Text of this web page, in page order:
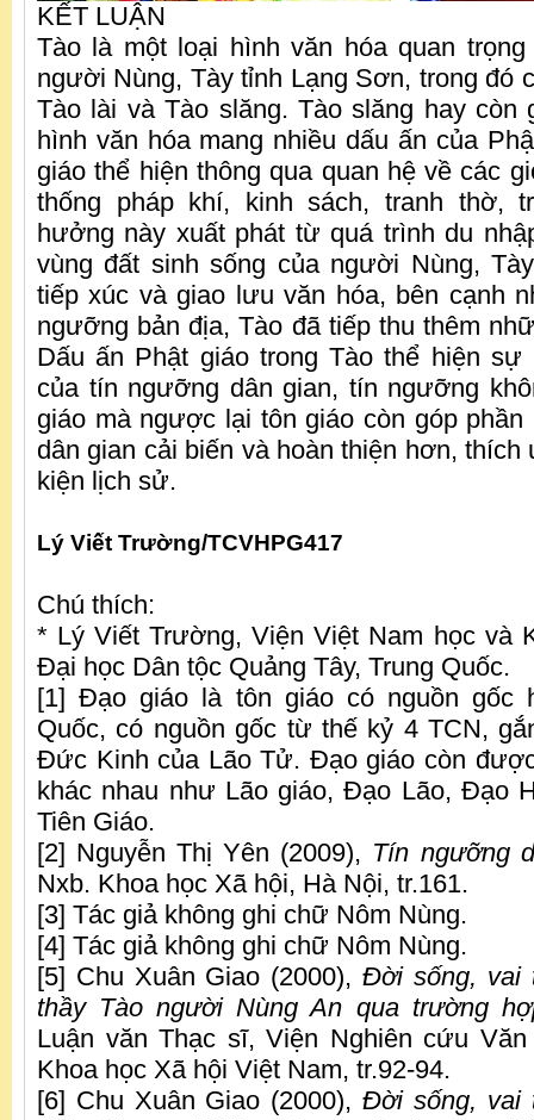
KẾT LUẬN
Tào là một loại hình văn hóa quan
người Nùng, Tày tỉnh Lạng Sơn, trong đó
Tào lài và Tào slăng. Tào slăng hay còn
hình văn hóa mang nhiều dấu ấn của
giáo thể hiện thông qua quan hệ về các
thống pháp khí, kinh sách, tranh thờ,
hưởng này xuất phát từ quá trình du
vùng đất sinh sống của người Nùng,
tiếp xúc và giao lưu văn hóa, bên cạnh
ngưỡng bản địa, Tào đã tiếp thu thêm
Dấu ấn Phật giáo trong Tào thể hiện sự
của tín ngưỡng dân gian, tín ngưỡng
giáo mà ngược lại tôn giáo còn góp
dân gian cải biến và hoàn thiện hơn,
kiện lịch sử.
Lý Viết Trường/TCVHPG417
Chú thích:
* Lý Viết Trường, Viện Việt Nam học và
Đại học Dân tộc Quảng Tây, Trung Quốc.
[1] Đạo giáo là tôn giáo có nguồn gốc
Quốc, có nguồn gốc từ thế kỷ 4 TCN,
Đức Kinh của Lão Tử. Đạo giáo còn
khác nhau như Lão giáo, Đạo Lão, Đạo
Tiên Giáo.
[2] Nguyễn Thị Yên (2009), Tín ngưỡng
Nxb. Khoa học Xã hội, Hà Nội, tr.161.
[3] Tác giả không ghi chữ Nôm Nùng.
[4] Tác giả không ghi chữ Nôm Nùng.
[5] Chu Xuân Giao (2000),Đời sống, vai
thầy Tào người Nùng An qua trường
Luận văn Thạc sĩ, Viện Nghiên cứu
Khoa học Xã hội Việt Nam, tr.92-94.
[6] Chu Xuân Giao (2000),Đời sống, vai